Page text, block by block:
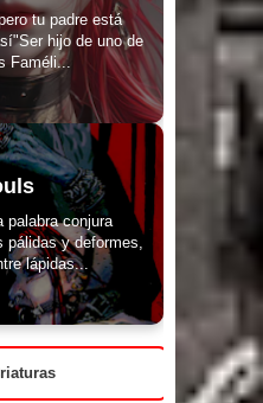
tu padre está
hijo de uno de
Faméli...
palabra conjura
y deformes,
lápidas...